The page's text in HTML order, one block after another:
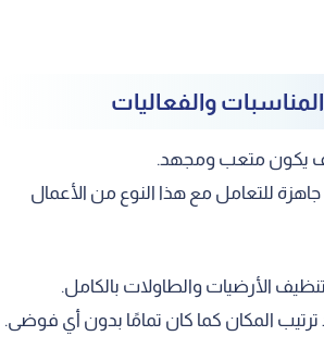
يكون متعب ومجهد.
للتعامل مع هذا النوع من الأعمال
الأرضيات والطاولات بالكامل.
ترتيب المكان كما كان تمامًا بدون أي فوضى.